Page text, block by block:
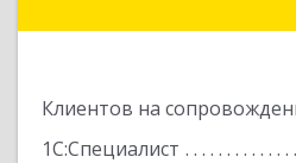
Клиентов на
1С:Специалист